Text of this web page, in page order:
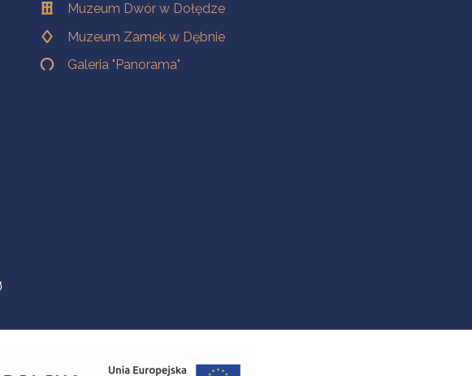
Muzeum Dwór w Dołędze
Muzeum Zamek w Dębnie
Galeria "Panorama"